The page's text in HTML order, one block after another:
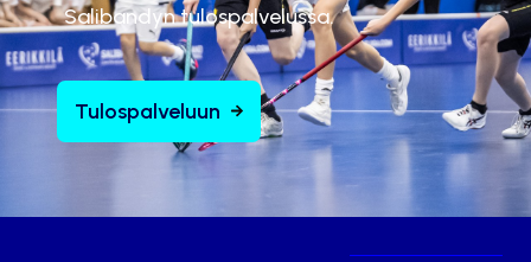
Salibandyn tulospalvelussa.
Tulospalveluun